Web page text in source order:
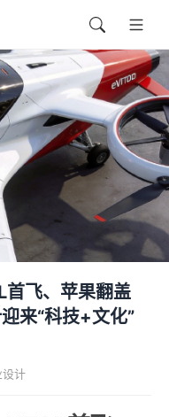
首飞、苹果翻盖
来“科技+文化”
计